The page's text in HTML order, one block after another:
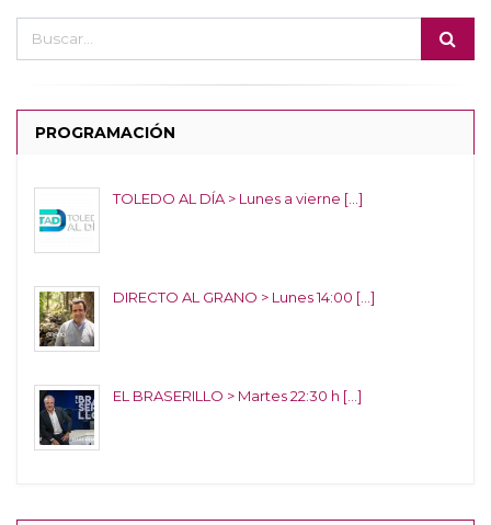
PROGRAMACIÓN
TOLEDO AL DÍA > Lunes a vierne [...]
DIRECTO AL GRANO > Lunes 14:00 [...]
EL BRASERILLO > Martes 22:30 h [...]